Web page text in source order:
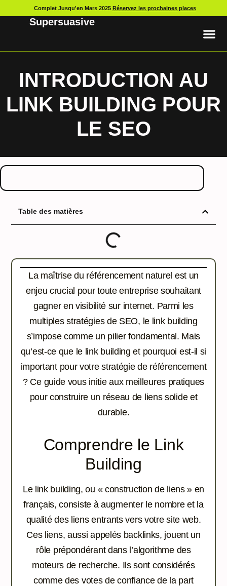
Complet Jusqu'en Mars 2025 Réservez les prochaines places
Supersuasive
INTRODUCTION AU
LINK BUILDING POUR
LE SEO
Table des matières
La maîtrise du référencement naturel est un
enjeu crucial pour toute entreprise souhaitant
gagner en visibilité sur internet. Parmi les
multiples stratégies de SEO, le link building
s’impose comme un pilier fondamental. Mais
qu’est-ce que le link building et pourquoi est-il si
important pour votre stratégie de référencement
? Ce guide vous initie aux meilleures pratiques
pour construire un réseau de liens solide et
durable.
Comprendre le Link
Building
Le link building, ou « construction de liens » en
français, consiste à augmenter le nombre et la
qualité des liens entrants vers votre site web.
Ces liens, aussi appelés backlinks, jouent un
rôle prépondérant dans l’algorithme des
moteurs de recherche. Ils sont considérés
comme des votes de confiance de la part